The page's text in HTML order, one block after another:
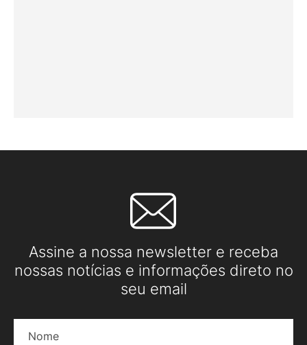
Assine a nossa newsletter e receba
nossas notícias e informações direto no
seu email